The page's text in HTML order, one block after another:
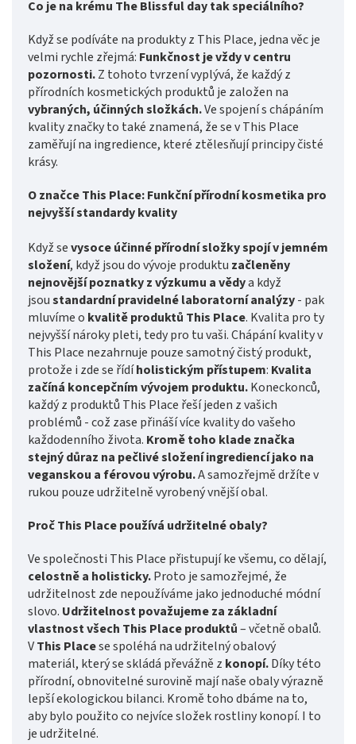
Co je na krému The Blissful day tak speciálního?
Když se podíváte na produkty z This Place, jedna věc je
velmi rychle zřejmá: Funkčnost je vždy v centru
pozornosti.Z tohoto tvrzení vyplývá, že každý z
přírodních kosmetických produktů je založen na
vybraných, účinných složkách.Ve spojení s chápáním
kvality značky to také znamená, že se v This Place
zaměřují na ingredience, které ztělesňují principy čisté
krásy.
O značce This Place: Funkční přírodní kosmetika pro
nejvyšší standardy kvality
Když sevysoce účinné přírodní složky spojí v jemném
složení, když jsou do vývoje produktu začleněny
nejnovější poznatky z výzkumu a vědya když
jsoustandardní pravidelné laboratorní analýzy- pak
mluvíme o kvalitě produktů This Place. Kvalita pro ty
nejvyšší nároky pleti, tedy pro tu vaši. Chápání kvality v
This Place nezahrnuje pouze samotný čistý produkt,
protože i zde se řídíholistickým přístupem: Kvalita
začíná koncepčním vývojem produktu.Koneckonců,
každý z produktů This Place řeší jeden z vašich
problémů - což zase přináší více kvality do vašeho
každodenního života. Kromě toho klade značka
stejný důraz na pečlivé složení ingrediencí jako na
veganskou a férovou výrobu.A samozřejmě držíte v
rukou pouze udržitelně vyrobený vnější obal.
Proč This Place používá udržitelné obaly?
Ve společnosti This Place přistupují ke všemu, co dělají,
celostně a holisticky.Proto je samozřejmé, že
udržitelnost zde nepoužíváme jako jednoduché módní
slovo. Udržitelnost považujeme za základní
vlastnost všech This Place produktů– včetně obalů.
VThis Placese spoléhá na udržitelný obalový
materiál, který se skládá převážně z konopí.Díky této
přírodní, obnovitelné surovině mají naše obaly výrazně
lepší ekologickou bilanci. Kromě toho dbáme na to,
aby bylo použito co nejvíce složek rostliny konopí. I to
je udržitelné.